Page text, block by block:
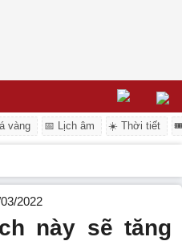
vàng 📅 Lịch âm ☀️ Thời tiết
2022
này sẽ tăng